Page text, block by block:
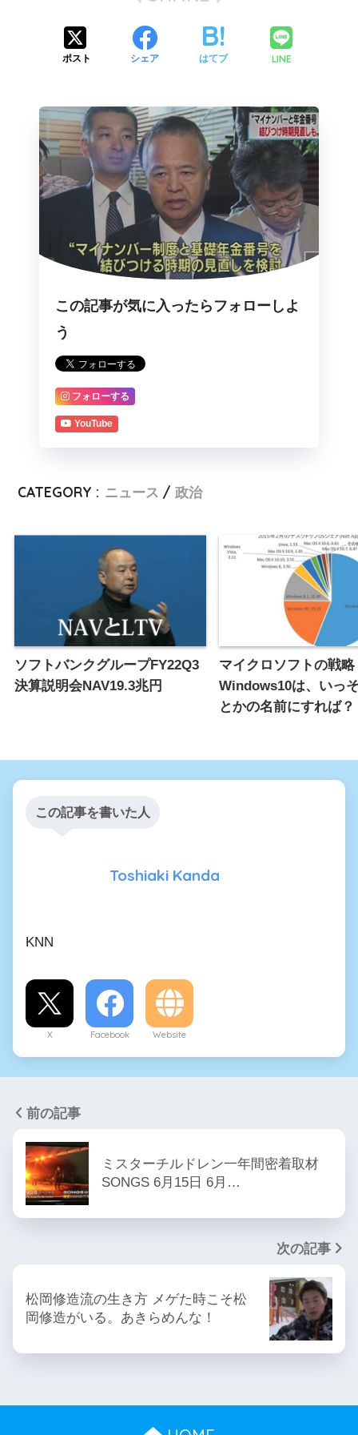
ポスト シェア はてブ LINE
この記事が気に入ったらフォローしよ
う
フォローする
YouTube
CATEGORY : ニュース 政治
ソフトバンクグループFY22Q3
決算説明会NAV19.3兆円
マイクロソフトの戦
Windows10は、いっ
とかの名前にすれば？
この記事を書いた人
Toshiaki Kanda
KNN
X Facebook Website
前の記事
ミスターチルドレン一年間密着取材
SONGS 6月15日 6月…
次の記事
松岡修造流の生き方 メゲた時こそ松
岡修造がいる。あきらめんな！